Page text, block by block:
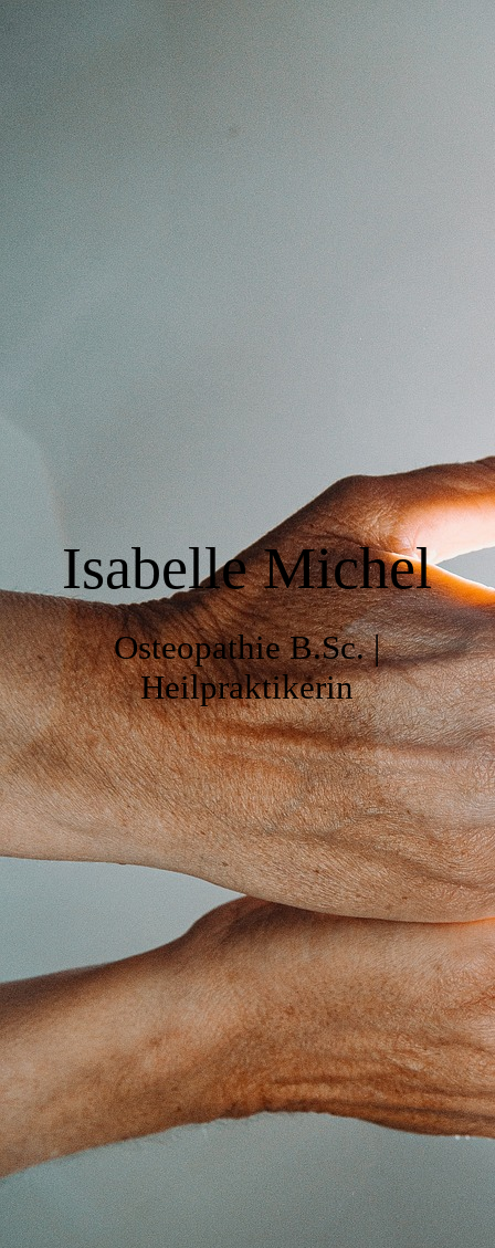
Isabelle Michel
Osteopathie B.Sc. |
Heilpraktikerin
Home
Kontakt
Ablauf
Kosten & Erstattung
Praxisraum & Hausbesuche
Über mich
Werdegang
Osteopathie
Fragen & Antworten
Einfache Sprache
Impressum
Datenschutz